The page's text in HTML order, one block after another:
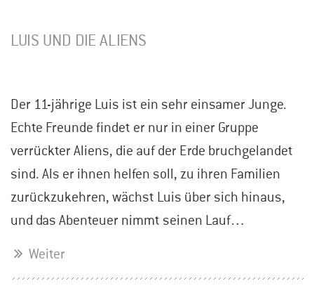
LUIS UND DIE ALIENS
Der 11-jährige Luis ist ein sehr einsamer Junge.
Echte Freunde findet er nur in einer Gruppe
verrückter Aliens, die auf der Erde bruchgelandet
sind. Als er ihnen helfen soll, zu ihren Familien
zurückzukehren, wächst Luis über sich hinaus,
und das Abenteuer nimmt seinen Lauf…
Weiter